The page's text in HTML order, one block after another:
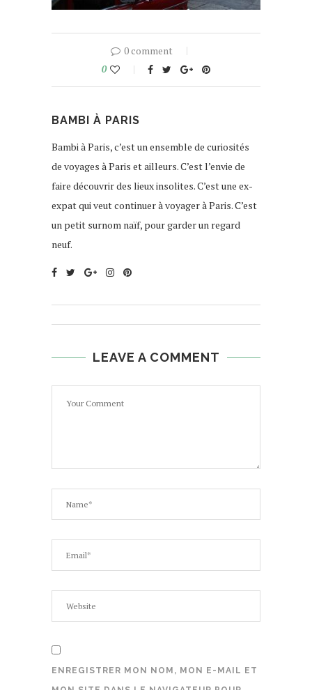
0 comment
0
BAMBI À PARIS
Bambi à Paris, c’est un ensemble de curiosités
de voyages à Paris et ailleurs. C’est l’envie de
faire découvrir des lieux insolites. C’est une ex-
expat qui veut continuer à voyager à Paris. C’est
un petit surnom naïf, pour garder un regard
neuf.
LEAVE A COMMENT
ENREGISTRER MON NOM, MON E-MAIL ET